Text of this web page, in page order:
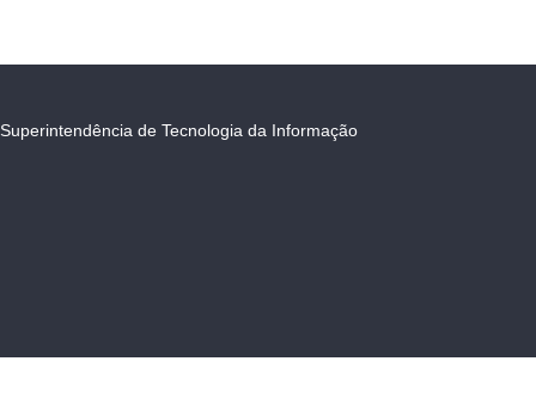
Superintendência de Tecnologia da Informação